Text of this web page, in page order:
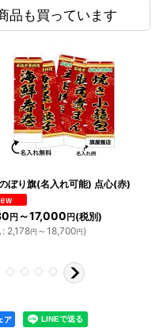
品も買っています
ぼり旗(名入れ可能) 点心(赤)
円 ～17,000 円 (税別)
: 2,178円 ～18,700円)
ア